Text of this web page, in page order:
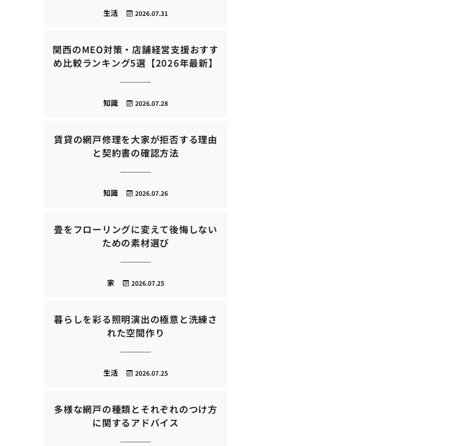
2026.07.31
生活
関西のMEO対策・店舗経営支援おすす
め比較ランキング5選【2026年最新】
2026.07.28
知識
賃貸の網戸修理を大家が拒否する理由
と契約書の確認方法
2026.07.26
知識
畳をフローリングに変えて後悔しない
ための素材選び
2026.07.25
家
暮らしを彩る照明演出の極意と洗練さ
れた空間作り
2026.07.25
生活
多様な網戸の種類とそれぞれのつけ方
に関するアドバイス